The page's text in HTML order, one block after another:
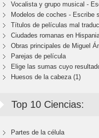
Vocalista y grupo musical -
Modelos de coches - Escribe
Títulos de películas mal
Ciudades romanas en
Obras principales de Miguel
Parejas de película
Elige las sumas cuyo
Huesos de la cabeza (1)
Top 10 Ciencias:
Partes de la célula